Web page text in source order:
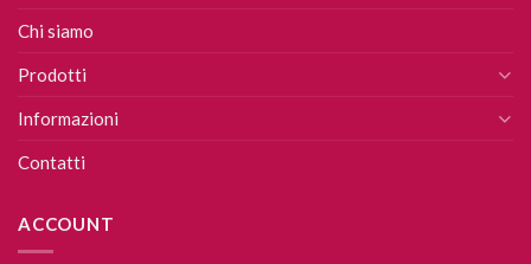
Chi siamo
Prodotti
Informazioni
Contatti
ACCOUNT